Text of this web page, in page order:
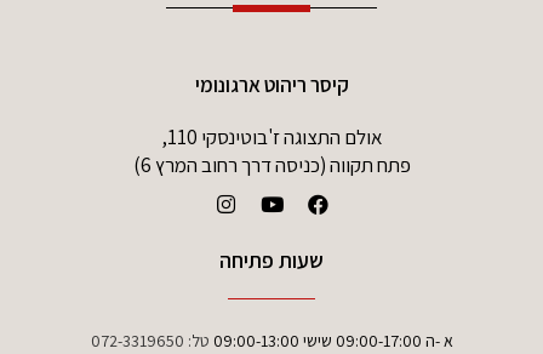
קיסר ריהוט ארגונומי
אולם התצוגה ז'בוטינסקי 110,
פתח תקווה (כניסה דרך רחוב המרץ 6)
שעות פתיחה
א -ה 09:00-17:00 שישי 09:00-13:00 טל: 072-3319650